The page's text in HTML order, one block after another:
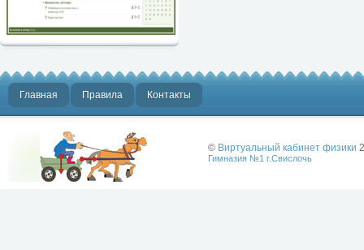
Главная Правила Контакты
© Виртуальный кабинет физики
Гимназия №1 г.Свислочь